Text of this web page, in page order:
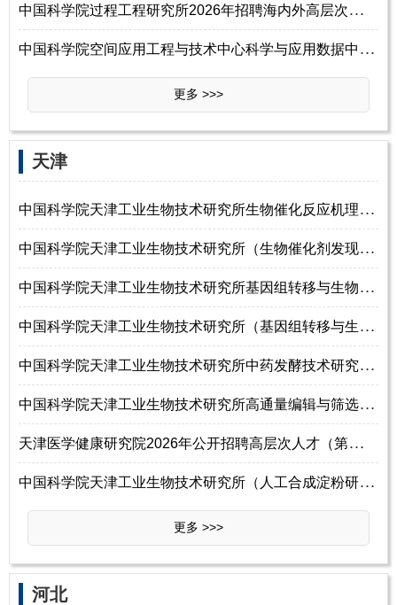
中
国科学院过程工程研究所2026年招聘海内外高层次人才启事
中
国科学院空间应用工程与技术中心科学与应用数据中心2026年公开招聘工作人
更多 >>>
天津
中
国科学院天津工业生物技术研究所生物催化反应机理及应用研究组2026年招聘
中
国科学院天津工业生物技术研究所（生物催化剂发现、改造及应用研究组）
中
国科学院天津工业生物技术研究所基因组转移与生物底盘工程研究组2026年招
中
国科学院天津工业生物技术研究所（基因组转移与生物底盘工程研究组）20
中
国科学院天津工业生物技术研究所中药发酵技术研究中心2026年招聘工作人员
中
国科学院天津工业生物技术研究所高通量编辑与筛选平台实验室2026年招聘副
天
津医学健康研究院2026年公开招聘高层次人才（第三批）
中
国科学院天津工业生物技术研究所（人工合成淀粉研究中心）2026年招聘启事
更多 >>>
河北